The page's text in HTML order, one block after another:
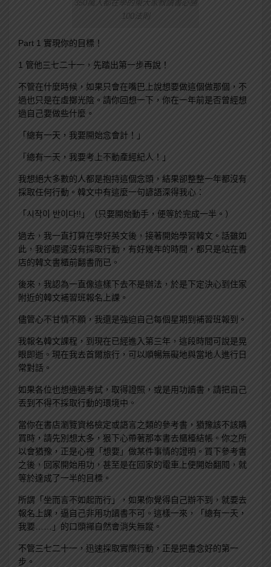
350萬人都在學的東大家教讀書必勝
100法則
Part 1 實現你的目標！
1 管他三七二十一，先踏出第一步再說！
不管在什麼時候，如果只會在嘴巴上說想要做這個做那個，不
過也只是在虛擲光陰。請你回想一下，你在一年前是否曾經想
過自己要做些什麼。
「總有一天，我要開始念會計！」
「總有一天，我要考上不動產經紀人！」
我想絕大多數的人都是抱持這個念頭，結果卻整整一年都沒有
採取任何行動。韓文中有這麼一句諺語深得我心：
「시작이 반이다!!」（只要開始動手，便等於完成一半。）
過去，我一直打算在學好英文後，接著開始學習韓文。話雖如
此，我卻遲遲沒有採取行動，有好幾年的時間，都只是站在書
店的韓文書櫃前翻書而已。
後來，我認為一直像這樣下去不是辦法，於是下定決心到住家
附近的韓文補習班報名上課。
儘管心不甘情不願，我還是強迫自己每個星期到補習班報到。
我報名韓文課程，到現在已經進入第三年，這段時間可說是晃
眼即逝。現在我去首爾旅行，可以順暢無礙地與當地人進行日
常對話。
如果各位也想通過考試，取得證照，或是用功讀書，請把自己
丟到不得不採取行動的環境中。
當你在書店瀏覽資格檢定或語言之類的參考書，猶豫該不該購
買時，請先別想太多，狠下心帶著那本書去櫃檯結帳。你之所
以會猶豫，正是心裡「想要」做某件事情的證明。買下參考書
之後，回家開始用功，甚至是在回家的電車上便開始翻閱，就
等於達成了一半的目標。
所謂「坐而言不如起而行」，如果你覺得自己辦不到，就要去
報名上課，逼自己非用功讀書不可。這樣一來，「總有一天，
我要……」的口頭禪自然會消失無蹤。
不管三七二十一，迅速採取實際行動，正是把書念好的第一
步。